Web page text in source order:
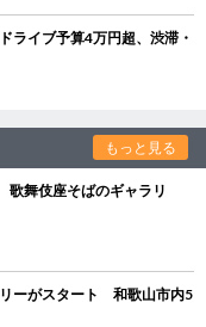
イブ予算4万円超、渋滞・
もっと見る
舞伎座そばのギャラリ
ーがスタート 和歌山市内5